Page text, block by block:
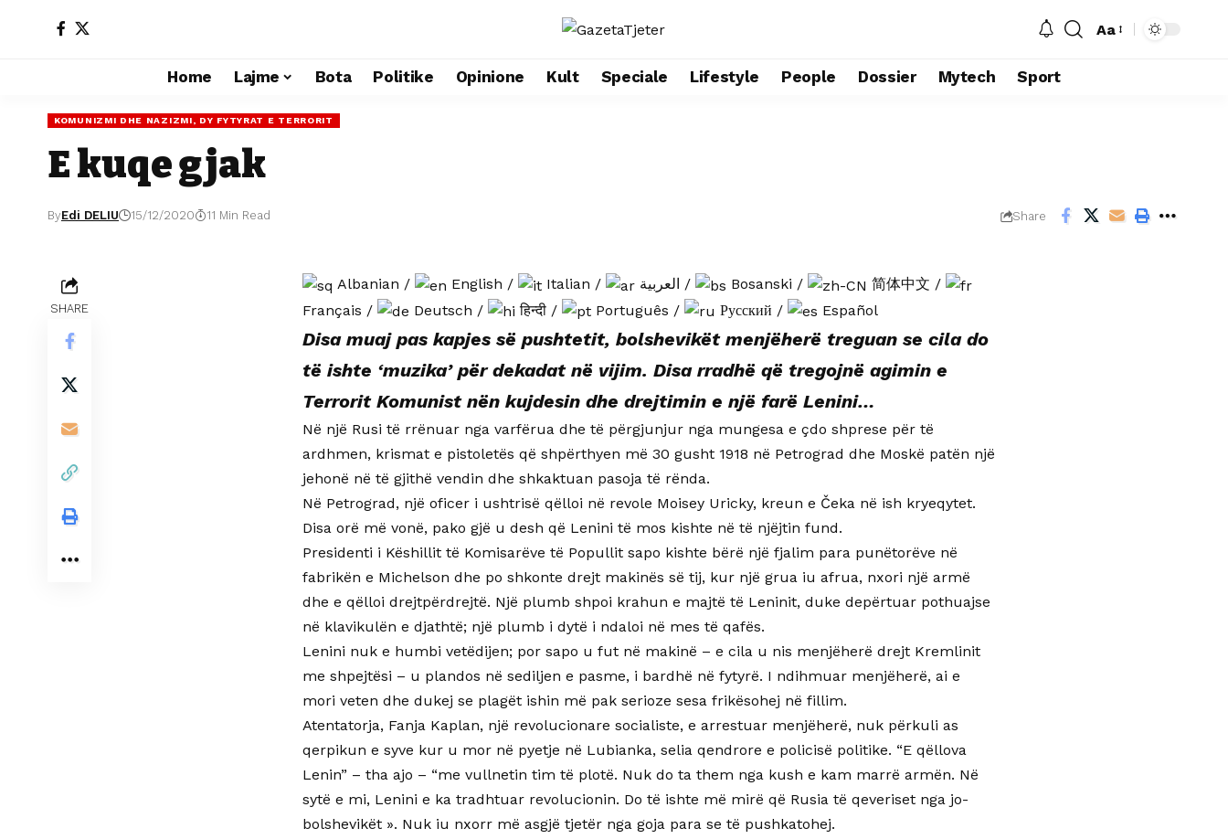
Aa
Home Lajme Bota Politike Opinione Kult Speciale Lifestyle People Dossier Mytech Sport
KOMUNIZMI DHE NAZIZMI, DY FYTYRAT E TERRORIT
E kuqe gjak
ByEdi DELIU 15/12/2020 11 Min Read Share
SHARE
Albanian / English / Italian / العربية / Bosanski / 简体中文 /
Français / Deutsch / हिन्दी / Português / Русский / Español
Disa muaj pas kapjes së pushtetit, bolshevikët menjëherë treguan se cila do
të ishte ‘muzika’ për dekadat në vijim. Disa rradhë që tregojnë agimin e
Terrorit Komunist nën kujdesin dhe drejtimin e një farë Lenini…
Në një Rusi të rrënuar nga varfërua dhe të përgjunjur nga mungesa e çdo shprese për të
ardhmen, krismat e pistoletës që shpërthyen më 30 gusht 1918 në Petrograd dhe Moskë patën një
jehonë në të gjithë vendin dhe shkaktuan pasoja të rënda.
Në Petrograd, një oficer i ushtrisë qëlloi në revole Moisey Uricky, kreun e Čeka në ish kryeqytet.
Disa orë më vonë, pako gjë u desh që Lenini të mos kishte në të njëjtin fund.
Presidenti i Këshillit të Komisarëve të Popullit sapo kishte bërë një fjalim para punëtorëve në
fabrikën e Michelson dhe po shkonte drejt makinës së tij, kur një grua iu afrua, nxori një armë
dhe e qëlloi drejtpërdrejtë. Një plumb shpoi krahun e majtë të Leninit, duke depërtuar pothuajse
në klavikulën e djathtë; një plumb i dytë i ndaloi në mes të qafës.
Lenini nuk e humbi vetëdijen; por sapo u fut në makinë – e cila u nis menjëherë drejt Kremlinit
me shpejtësi – u plandos në sediljen e pasme, i bardhë në fytyrë. I ndihmuar menjëherë, ai e
mori veten dhe dukej se plagët ishin më pak serioze sesa frikësohej në fillim.
Atentatorja, Fanja Kaplan, një revolucionare socialiste, e arrestuar menjëherë, nuk përkuli as
qerpikun e syve kur u mor në pyetje në Lubianka, selia qendrore e policisë politike. “E qëllova
Lenin” – tha ajo – “me vullnetin tim të plotë. Nuk do ta them nga kush e kam marrë armën. Në
sytë e mi, Lenini e ka tradhtuar revolucionin. Do të ishte më mirë që Rusia të qeveriset nga jo-
bolshevikët ». Nuk iu nxorr më asgjë tjetër nga goja para se të pushkatohej.